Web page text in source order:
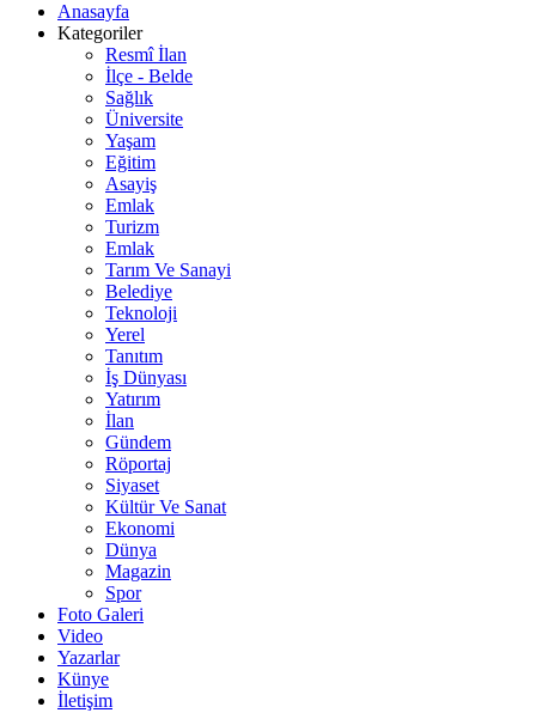
Anasayfa
Kategoriler
Resmî İlan
İlçe - Belde
Sağlık
Üniversite
Yaşam
Eğitim
Asayiş
Emlak
Turizm
Emlak
Tarım Ve Sanayi
Belediye
Teknoloji
Yerel
Tanıtım
İş Dünyası
Yatırım
İlan
Gündem
Röportaj
Siyaset
Kültür Ve Sanat
Ekonomi
Dünya
Magazin
Spor
Foto Galeri
Video
Yazarlar
Künye
İletişim